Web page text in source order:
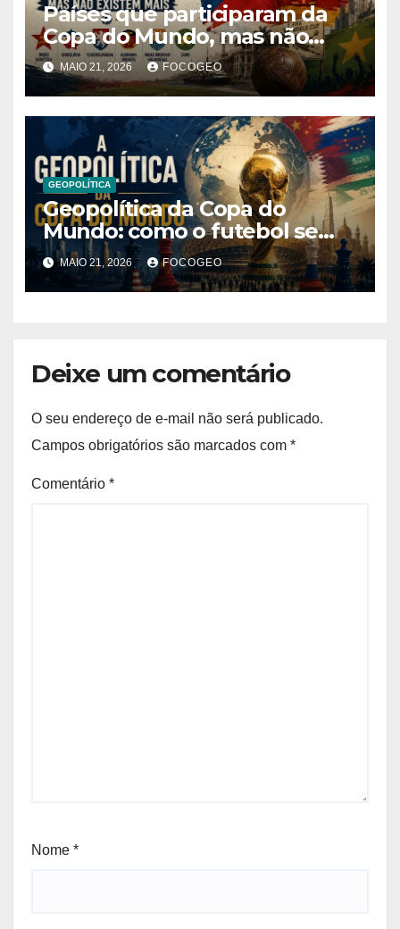
Países que participaram da
Copa do Mundo, mas não
existem mais: história,
geopolítica e transformações
territoriais
MAIO 21, 2026 FOCOGEO
GEOPOLÍTICA
Geopolítica da Copa do
Mundo: como o futebol se
tornou instrumento de
poder, influência e disputa
internacional
MAIO 21, 2026 FOCOGEO
Deixe um comentário
O seu endereço de e-mail não será publicado.
Campos obrigatórios são marcados com *
Comentário *
Nome *